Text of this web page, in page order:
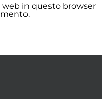
web in questo browser